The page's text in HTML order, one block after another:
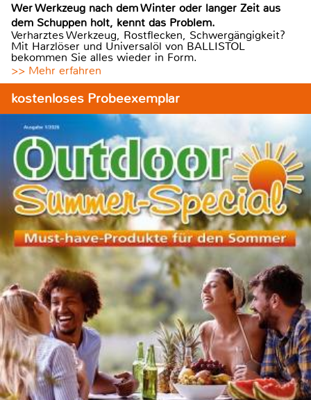
Wer Werkzeug nach dem Winter oder langer Zeit aus
dem Schuppen holt, kennt das Problem.
Verharztes Werkzeug, Rostflecken, Schwergängigkeit?
Mit Harzlöser und Universalöl von BALLISTOL
bekommen Sie alles wieder in Form.
>> Mehr erfahren
kostenloses Probeexemplar